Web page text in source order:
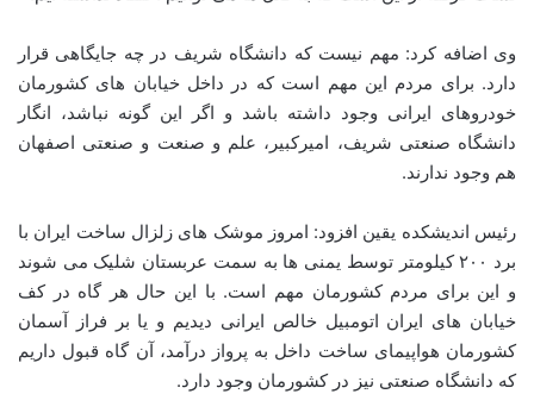
وی اضافه کرد: مهم نیست که دانشگاه شریف در چه جایگاهی قرار
دارد. برای مردم این مهم است که در داخل خیابان های کشورمان
خودروهای ایرانی وجود داشته باشد و اگر این گونه نباشد، انگار
دانشگاه صنعتی شریف، امیرکبیر، علم و صنعت و صنعتی اصفهان
هم وجود ندارند.
رئیس اندیشکده یقین افزود: امروز موشک های زلزال ساخت ایران با
برد ۲۰۰ کیلومتر توسط یمنی ها به سمت عربستان شلیک می شوند
و این برای مردم کشورمان مهم است. با این حال هر گاه در کف
خیابان های ایران اتومبیل خالص ایرانی دیدیم و یا بر فراز آسمان
کشورمان هواپیمای ساخت داخل به پرواز درآمد، آن گاه قبول داریم
که دانشگاه صنعتی نیز در کشورمان وجود دارد.